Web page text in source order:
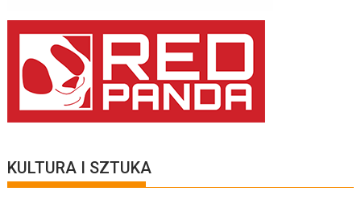
KULTURA I SZTUKA